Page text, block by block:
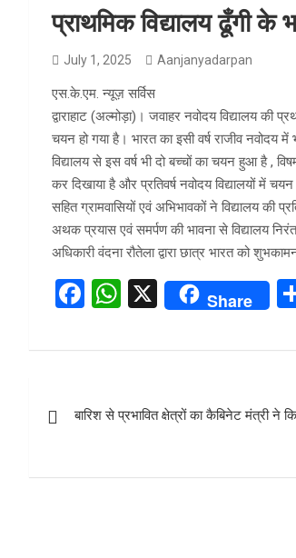
प्राथमिक विद्यालय ढूँगी
July 1, 2025 Aanjanyadarpan
एस.के.एम. न्यूज़ सर्विस
द्वाराहाट (अल्मोड़ा)। जवाहर नवोदय विद्यालय की
चयन हो गया है। भारत का इसी वर्ष राजीव
विद्यालय से इस वर्ष भी दो बच्चों का चयन हुआ है ,
कर दिखाया है और प्रतिवर्ष नवोदय विद्यालयों में
सहित ग्रामवासियों एवं अभिभावकों ने विद्यालय की
अथक प्रयास एवं समर्पण की भावना से विद्यालय
अधिकारी वंदना रौतेला द्वारा छात्र भारत को
F
ce
o
k
W
at
A
p
X Share
navigation
बारिश से प्रभावित क्षेत्रों का कैबिनेट मंत्री ने